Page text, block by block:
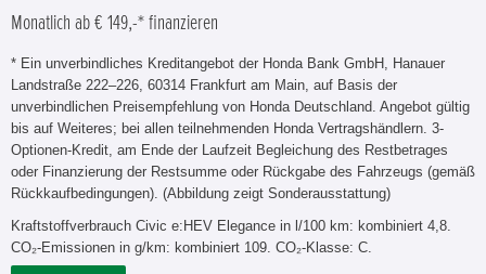
Monatlich ab € 149,-* finanzieren
* Ein unverbindliches Kreditangebot der Honda Bank GmbH, Hanauer
Landstraße 222–226, 60314 Frankfurt am Main, auf Basis der
unverbindlichen Preisempfehlung von Honda Deutschland. Angebot gültig
bis auf Weiteres; bei allen teilnehmenden Honda Vertragshändlern. 3-
Optionen-Kredit, am Ende der Laufzeit Begleichung des Restbetrages
oder Finanzierung der Restsumme oder Rückgabe des Fahrzeugs (gemäß
Rückkaufbedingungen). (Abbildung zeigt Sonderausstattung)
Kraftstoffverbrauch Civic e:HEV Elegance in l/100 km: kombiniert 4,8.
CO₂-Emissionen in g/km: kombiniert 109. CO₂-Klasse: C.